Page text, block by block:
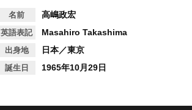
名前 高嶋政宏
英語表記 Masahiro Takashima
出身地 日本／東京
誕生日 1965年10月29日